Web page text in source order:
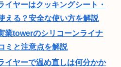
イヤーはクッキングシート・
える？安全な使い方を解説
業towerのシリコーンライナ
ミと注意点を解説
イヤーで温め直しは何分かか